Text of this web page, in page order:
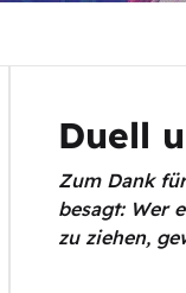
Duell
Zum Dank
besagt: Wer
zu ziehen,